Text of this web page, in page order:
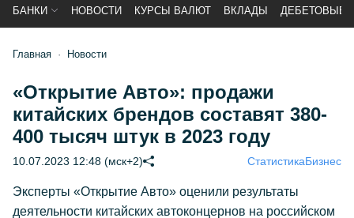
БАНКИ НОВОСТИ КУРСЫ ВАЛЮТ ВКЛАДЫ ДЕБЕТОВЫЕ
Главная Новости
«Открытие Авто»: продажи
китайских брендов составят 380-
400 тысяч штук в 2023 году
10.07.2023 12:48 (мск+2) СтатистикаБизнес
Эксперты «Открытие Авто» оценили результаты
деятельности китайских автоконцернов на российском